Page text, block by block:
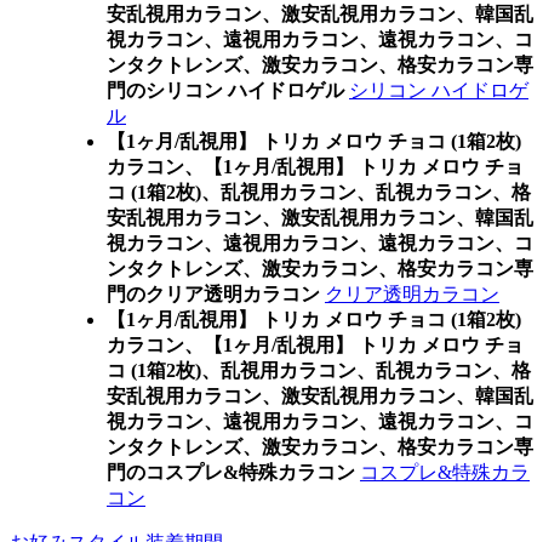
安乱視用カラコン、激安乱視用カラコン、韓国乱
視カラコン、遠視用カラコン、遠視カラコン、コ
ンタクトレンズ、激安カラコン、格安カラコン専
門のシリコン ハイドロゲル シリコン ハイドロゲ
ル
【1ヶ月/乱視用】 トリカ メロウ チョコ (1箱2枚)
カラコン、
【1ヶ月/乱視用】 トリカ メロウ チョ
コ (1箱2枚)、乱視用カラコン、乱視カラコン、格
安乱視用カラコン、激安乱視用カラコン、韓国乱
視カラコン、遠視用カラコン、遠視カラコン、コ
ンタクトレンズ、激安カラコン、格安カラコン専
門のクリア透明カラコン クリア透明カラコン
【1ヶ月/乱視用】 トリカ メロウ チョコ (1箱2枚)
カラコン、
【1ヶ月/乱視用】 トリカ メロウ チョ
コ (1箱2枚)、乱視用カラコン、乱視カラコン、格
安乱視用カラコン、激安乱視用カラコン、韓国乱
視カラコン、遠視用カラコン、遠視カラコン、コ
ンタクトレンズ、激安カラコン、格安カラコン専
門のコスプレ&特殊カラコン コスプレ&特殊カラ
コン